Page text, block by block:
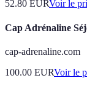
52.80 EURVoir le
Cap Adrénaline
cap-adrenaline.com
100.00 EURVoir le